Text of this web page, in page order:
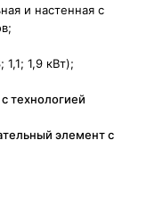
и настенная с
1,9 кВт);
технологией
элемент с